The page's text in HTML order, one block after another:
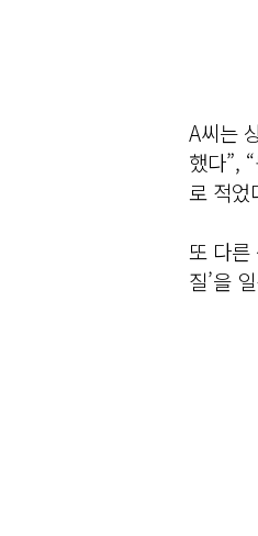
A씨는
했다”,
로 적었
또 다른
질’을